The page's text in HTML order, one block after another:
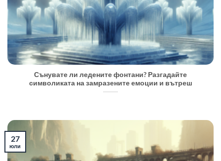
Сънувате ли ледените фонтани? Разгадайте
символиката на замразените емоции и вътреш
27
юли